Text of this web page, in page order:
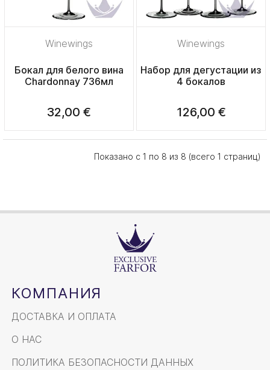
Winewings
Бокал для белого вина
Chardonnay 736мл
32,00 €
Winewings
Набор для дегустации из
4 бокалов
126,00 €
Показано с 1 по 8 из 8 (всего 1 страниц)
КОМПАНИЯ
ДОСТАВКА И ОПЛАТА
О НАС
ПОЛИТИКА БЕЗОПАСНОСТИ ДАННЫХ